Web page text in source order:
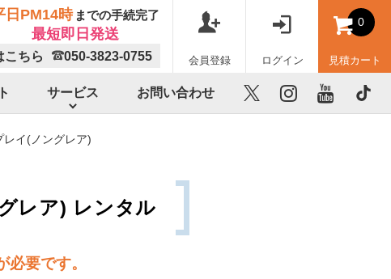
日PM14時 までの手続完了
最短即日発送
こちら 050-3823-0755 会員登録 ログイン
0
見積カート
サービス お問い合わせ X instagram youtube TikTok
レイ(ノングレア)
レア) レンタル
必要です。